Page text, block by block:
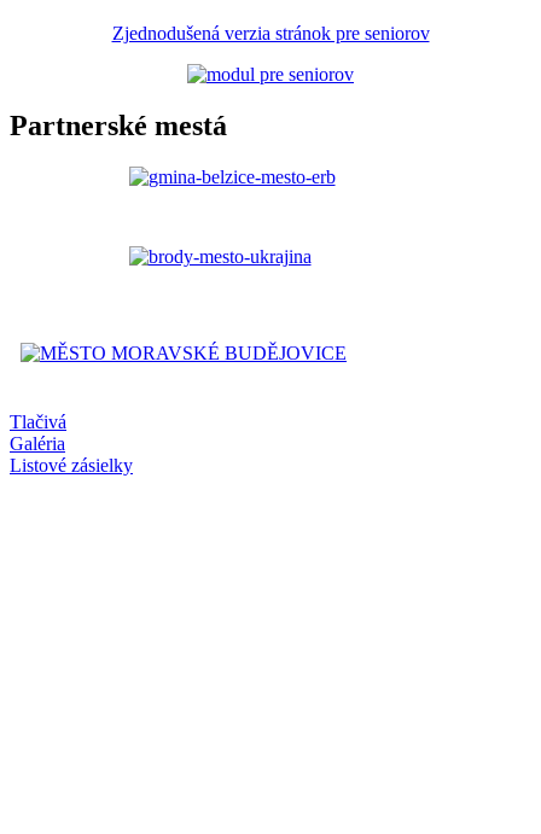
Zjednodušená verzia stránok pre seniorov
Partnerské mestá
Tlačivá
Galéria
Listové zásielky